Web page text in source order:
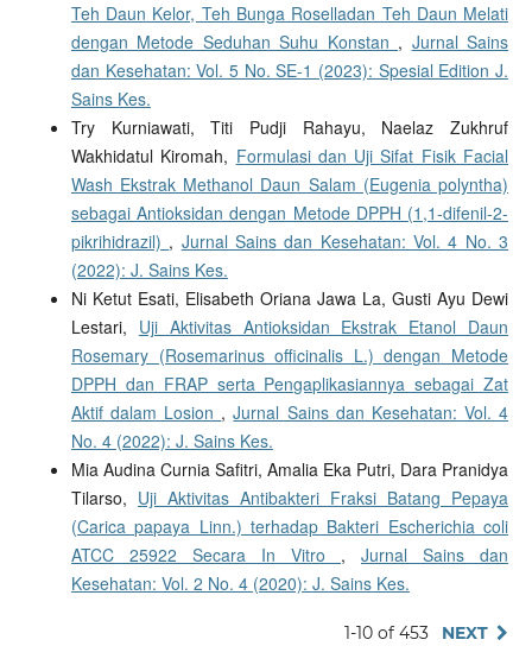
Teh Daun Kelor, Teh Bunga Roselladan Teh Daun Melati
dengan Metode Seduhan Suhu Konstan , Jurnal Sains
dan Kesehatan: Vol. 5 No. SE-1 (2023): Spesial Edition J.
Sains Kes.
Try Kurniawati, Titi Pudji Rahayu, Naelaz Zukhruf
Wakhidatul Kiromah, Formulasi dan Uji Sifat Fisik Facial
Wash Ekstrak Methanol Daun Salam (Eugenia polyntha)
sebagai Antioksidan dengan Metode DPPH (1,1-difenil-2-
pikrihidrazil) , Jurnal Sains dan Kesehatan: Vol. 4 No. 3
(2022): J. Sains Kes.
Ni Ketut Esati, Elisabeth Oriana Jawa La, Gusti Ayu Dewi
Lestari, Uji Aktivitas Antioksidan Ekstrak Etanol Daun
Rosemary (Rosemarinus officinalis L.) dengan Metode
DPPH dan FRAP serta Pengaplikasiannya sebagai Zat
Aktif dalam Losion ,Jurnal Sains dan Kesehatan: Vol. 4
No. 4 (2022): J. Sains Kes.
Mia Audina Curnia Safitri, Amalia Eka Putri, Dara Pranidya
Tilarso, Uji Aktivitas Antibakteri Fraksi Batang Pepaya
(Carica papaya Linn.) terhadap Bakteri Escherichia coli
ATCC 25922 Secara In Vitro ,Jurnal Sains dan
Kesehatan: Vol. 2 No. 4 (2020): J. Sains Kes.
1-10 of 453 NEXT